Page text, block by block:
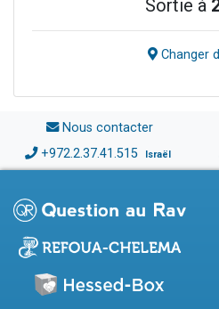
Sortie à
Changer
Nous contacter
+972.2.37.41.515 Israël